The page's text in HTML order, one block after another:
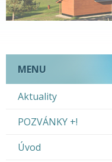
MENU
Aktuality
POZVÁNKY +!
Úvod